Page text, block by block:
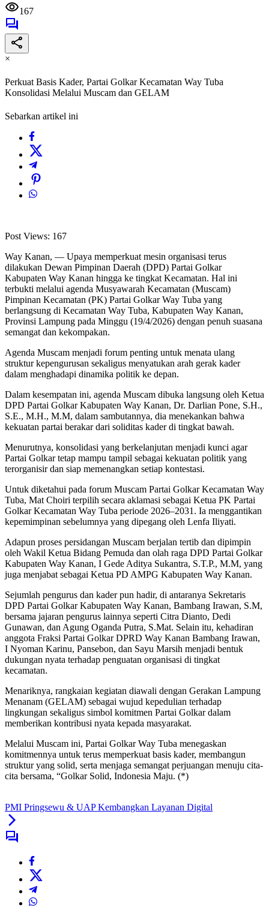
167
×
Perkuat Basis Kader, Partai Golkar Kecamatan Way Tuba
Konsolidasi Melalui Muscam dan GELAM
Sebarkan artikel ini
Post Views: 167
Way Kanan, — Upaya memperkuat mesin organisasi terus
dilakukan Dewan Pimpinan Daerah (DPD) Partai Golkar
Kabupaten Way Kanan hingga ke tingkat Kecamatan. Hal ini
terbukti melalui agenda Musyawarah Kecamatan (Muscam)
Pimpinan Kecamatan (PK) Partai Golkar Way Tuba yang
berlangsung di Kecamatan Way Tuba, Kabupaten Way Kanan,
Provinsi Lampung pada Minggu (19/4/2026) dengan penuh suasana
semangat dan kekompakan.
Agenda Muscam menjadi forum penting untuk menata ulang
struktur kepengurusan sekaligus menyatukan arah gerak kader
dalam menghadapi dinamika politik ke depan.
Dalam kesempatan ini, agenda Muscam dibuka langsung oleh Ketua
DPD Partai Golkar Kabupaten Way Kanan, Dr. Darlian Pone, S.H.,
S.E., M.H., M.M, dalam sambutannya, dia menekankan bahwa
kekuatan partai berakar dari soliditas kader di tingkat bawah.
Menurutnya, konsolidasi yang berkelanjutan menjadi kunci agar
Partai Golkar tetap mampu tampil sebagai kekuatan politik yang
terorganisir dan siap memenangkan setiap kontestasi.
Untuk diketahui pada forum Muscam Partai Golkar Kecamatan Way
Tuba, Mat Choiri terpilih secara aklamasi sebagai Ketua PK Partai
Golkar Kecamatan Way Tuba periode 2026–2031. Ia menggantikan
kepemimpinan sebelumnya yang dipegang oleh Lenfa Iliyati.
Adapun proses persidangan Muscam berjalan tertib dan dipimpin
oleh Wakil Ketua Bidang Pemuda dan olah raga DPD Partai Golkar
Kabupaten Way Kanan, I Gede Aditya Sukantra, S.T.P., M.M, yang
juga menjabat sebagai Ketua PD AMPG Kabupaten Way Kanan.
Sejumlah pengurus dan kader pun hadir, di antaranya Sekretaris
DPD Partai Golkar Kabupaten Way Kanan, Bambang Irawan, S.M,
bersama jajaran pengurus lainnya seperti Citra Dianto, Dedi
Gunawan, dan Agung Oganda Putra, S.Mat. Selain itu, kehadiran
anggota Fraksi Partai Golkar DPRD Way Kanan Bambang Irawan,
I Nyoman Karinu, Pansebon, dan Sayu Marsih menjadi bentuk
dukungan nyata terhadap penguatan organisasi di tingkat
kecamatan.
Menariknya, rangkaian kegiatan diawali dengan Gerakan Lampung
Menanam (GELAM) sebagai wujud kepedulian terhadap
lingkungan sekaligus simbol komitmen Partai Golkar dalam
memberikan kontribusi nyata kepada masyarakat.
Melalui Muscam ini, Partai Golkar Way Tuba menegaskan
komitmennya untuk terus memperkuat basis kader, membangun
struktur yang solid, serta menjaga semangat perjuangan menuju cita-
cita bersama, “Golkar Solid, Indonesia Maju. (*)
PMI Pringsewu & UAP Kembangkan Layanan Digital